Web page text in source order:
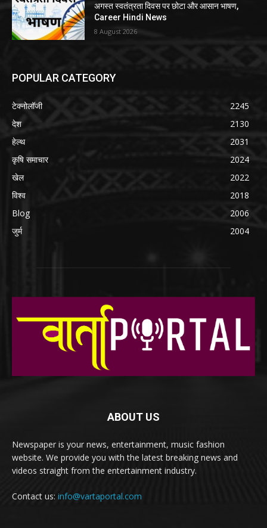
अगस्त स्वतंत्रता दिवस पर छोटा और आसान भाषण,
Career Hindi News
8 August 2026
POPULAR CATEGORY
टेक्नोलॉजी
2245
देश
2130
हेल्थ
2031
कृषि समाचार
2024
खेल
2022
विश्व
2018
Blog
2006
जुर्म
2004
ABOUT US
Newspaper is your news, entertainment, music fashion
website. We provide you with the latest breaking news and
videos straight from the entertainment industry.
Contact us: info@vartaportal.com